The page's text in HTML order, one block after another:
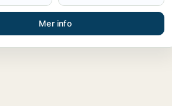
Mer info